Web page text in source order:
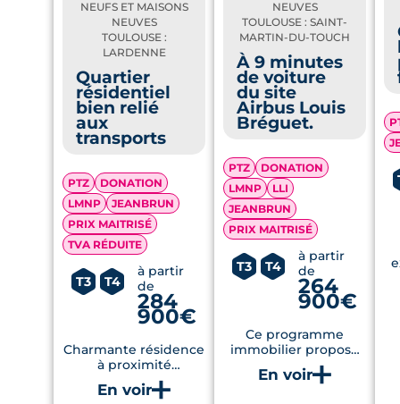
NEUFS ET MAISONS
NEUVES
TOULOUSE :
LARDENNE
Quartier
résidentiel
bien relié
aux
transports
PTZ
DONATION
LMNP
JEANBRUN
PRIX MAITRISÉ
TVA RÉDUITE
T3 T4
à partir
de
284
900€
Charmante résidence
à proximité
immédiate des
commerces, des
NEUVES
TOULOUSE : SAINT-
MARTIN-DU-TOUCH
À 9 minutes
de voiture
du site
Airbus Louis
Bréguet.
PTZ
DONATION
LMNP
LLI
JEANBRUN
PRIX MAITRISÉ
T3 T4
à partir
de
264
900€
Ce programme
immobilier propose
55 appartements du
T3 au T5 lumineux et